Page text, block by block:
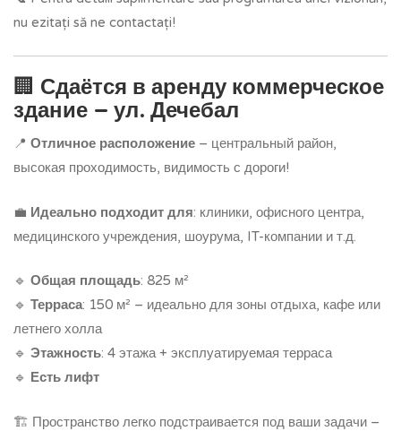
nu ezitați să ne contactați!
🏢 Сдаётся в аренду коммерческое
здание – ул. Дечебал
📍 Отличное расположение – центральный район,
высокая проходимость, видимость с дороги!
💼 Идеально подходит для: клиники, офисного центра,
медицинского учреждения, шоурума, IT-компании и т.д.
🔹 Общая площадь: 825 м²
🔹 Терраса: 150 м² – идеально для зоны отдыха, кафе или
летнего холла
🔹 Этажность: 4 этажа + эксплуатируемая терраса
🔹 Есть лифт
🏗️ Пространство легко подстраивается под ваши задачи –